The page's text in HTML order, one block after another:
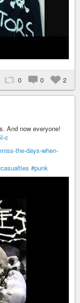
0 0 2
And now everyone!
c
the-days-when-
#punk